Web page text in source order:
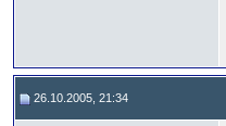
26.10.2005, 21:34